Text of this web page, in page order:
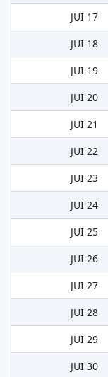
JUI 17
JUI 18
JUI 19
JUI 20
JUI 21
JUI 22
JUI 23
JUI 24
JUI 25
JUI 26
JUI 27
JUI 28
JUI 29
JUI 30